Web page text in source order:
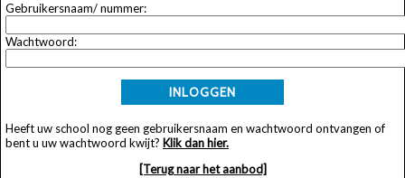
Gebruikersnaam/ nummer:
Wachtwoord:
INLOGGEN
Heeft uw school nog geen gebruikersnaam en wachtwoord ontvangen of
bent u uw wachtwoord kwijt? Klik dan hier.
[Terug naar het aanbod]